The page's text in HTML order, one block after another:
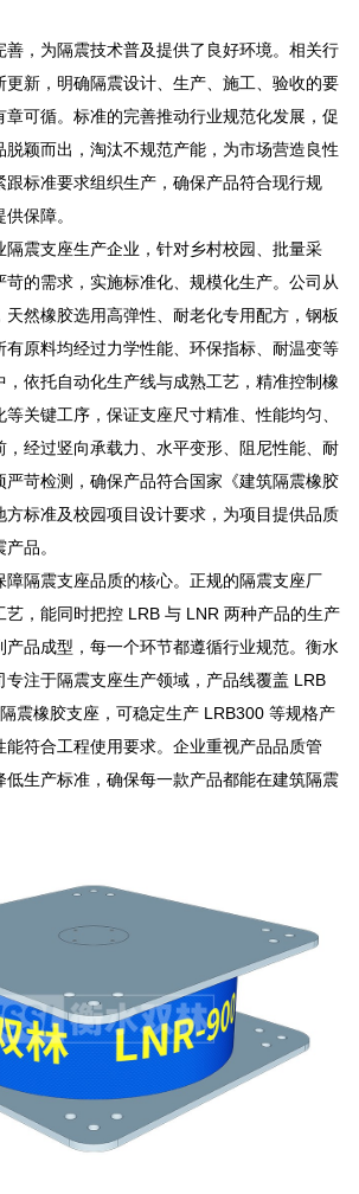
善，为隔震技术普及提供了良好环境。相关行
更新，明确隔震设计、生产、施工、验收的要
章可循。标准的完善推动行业规范化发展，促
脱颖而出，淘汰不规范产能，为市场营造良性
跟标准要求组织生产，确保产品符合现行规
保障。
隔震支座生产企业，针对乡村校园、批量采
苛的需求，实施标准化、规模化生产。公司从
天然橡胶选用高弹性、耐老化专用配方，钢板
有原料均经过力学性能、环保指标、耐温变等
，依托自动化生产线与成熟工艺，精准控制橡
关键工序，保证支座尺寸精准、性能均匀、
，经过竖向承载力、水平变形、阻尼性能、耐
严苛检测，确保产品符合国家《建筑隔震橡胶
方标准及校园项目设计要求，为项目提供品质
品。
障隔震支座品质的核心。正规的隔震支座厂
艺，能同时把控 LRB 与 LNR 两种产品的生产
产品成型，每一个环节都遵循行业规范。衡水
专注于隔震支座生产领域，产品线覆盖 LRB
震橡胶支座，可稳定生产 LRB300 等规格产
能符合工程使用要求。企业重视产品品质管
低生产标准，确保每一款产品都能在建筑隔震